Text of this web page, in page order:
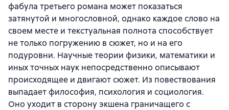
фабула третьего романа может показаться
затянутой и многословной, однако каждое слово на
своем месте и текстуальная полнота способствует
не только погружению в сюжет, но и на его
подуровни. Научные теории физики, математики и
иных точных наук непосредственно описывают
происходящее и двигают сюжет. Из повествования
выпадает философия, психология и социология.
Оно уходит в сторону экшена граничащего с